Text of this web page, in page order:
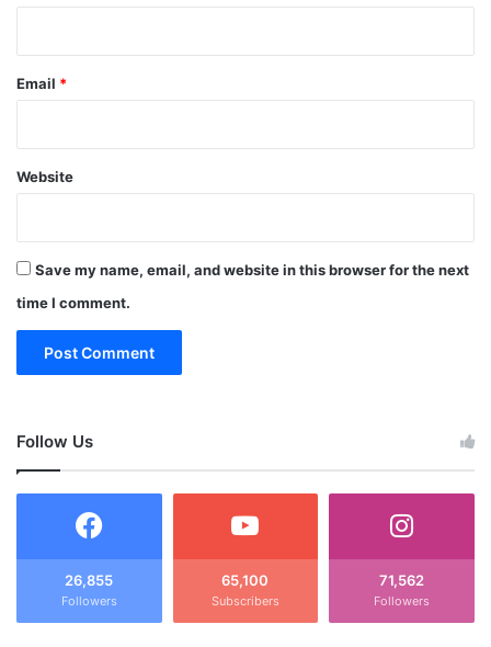
Email *
Website
Save my name, email, and website in this browser for the next
time I comment.
Follow Us
26,855
Followers
65,100
Subscribers
71,562
Followers